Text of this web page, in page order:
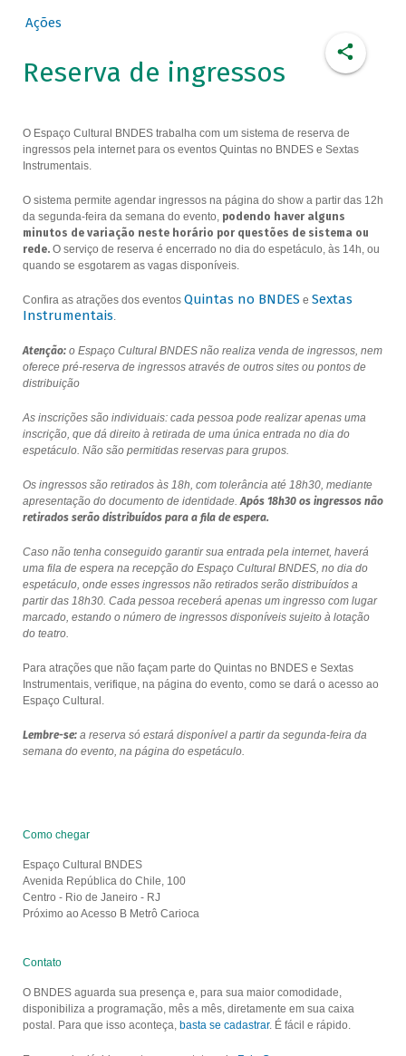
Ações
Reserva de ingressos
O Espaço Cultural BNDES trabalha com um sistema de reserva de
ingressos pela internet para os eventos Quintas no BNDES e Sextas
Instrumentais.
O sistema permite agendar ingressos na página do show a partir das 12h
da segunda-feira da semana do evento, podendo haver alguns
minutos de variação neste horário por questões de sistema ou
rede.O serviço de reserva é encerrado no dia do espetáculo, às 14h, ou
quando se esgotarem as vagas disponíveis.
Confira as atrações dos eventos Quintas no BNDES e Sextas
Instrumentais.
Atenção:o Espaço Cultural BNDES não realiza venda de ingressos, nem
oferece pré-reserva de ingressos através de outros sites ou pontos de
distribuição
As inscrições são individuais: cada pessoa pode realizar apenas uma
inscrição, que dá direito à retirada de uma única entrada no dia do
espetáculo. Não são permitidas reservas para grupos.
Os ingressos são retirados às 18h, com tolerância até 18h30, mediante
apresentação do documento de identidade.Após 18h30 os ingressos não
retirados serão distribuídos para a fila de espera.
Caso não tenha conseguido garantir sua entrada pela internet, haverá
uma fila de espera na recepção do Espaço Cultural BNDES, no dia do
espetáculo, onde esses ingressos não retirados serão distribuídos a
partir das 18h30. Cada pessoa receberá apenas um ingresso com lugar
marcado, estando o número de ingressos disponíveis sujeito à lotação
do teatro.
Para atrações que não façam parte do Quintas no BNDES e Sextas
Instrumentais, verifique, na página do evento, como se dará o acesso ao
Espaço Cultural.
Lembre-se:a reserva só estará disponível a partir da segunda-feira da
semana do evento, na página do espetáculo.
Como chegar
Espaço Cultural BNDES
Avenida República do Chile, 100
Centro - Rio de Janeiro - RJ
Próximo ao Acesso B Metrô Carioca
Contato
O BNDES aguarda sua presença e, para sua maior comodidade,
disponibiliza a programação, mês a mês, diretamente em sua caixa
postal. Para que isso aconteça, basta se cadastrar. É fácil e rápido.